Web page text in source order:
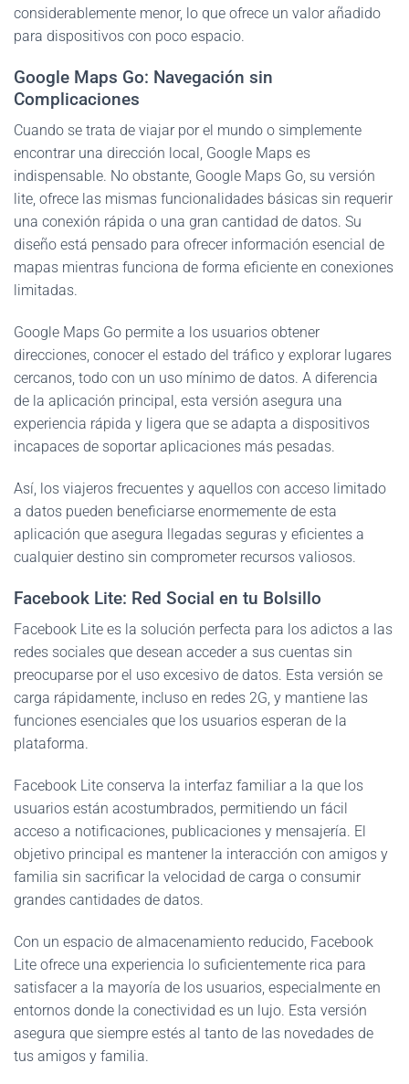
considerablemente menor, lo que ofrece un valor añadido
para dispositivos con poco espacio.
Google Maps Go: Navegación sin
Complicaciones
Cuando se trata de viajar por el mundo o simplemente
encontrar una dirección local, Google Maps es
indispensable. No obstante, Google Maps Go, su versión
lite, ofrece las mismas funcionalidades básicas sin requerir
una conexión rápida o una gran cantidad de datos. Su
diseño está pensado para ofrecer información esencial de
mapas mientras funciona de forma eficiente en conexiones
limitadas.
Google Maps Go permite a los usuarios obtener
direcciones, conocer el estado del tráfico y explorar lugares
cercanos, todo con un uso mínimo de datos. A diferencia
de la aplicación principal, esta versión asegura una
experiencia rápida y ligera que se adapta a dispositivos
incapaces de soportar aplicaciones más pesadas.
Así, los viajeros frecuentes y aquellos con acceso limitado
a datos pueden beneficiarse enormemente de esta
aplicación que asegura llegadas seguras y eficientes a
cualquier destino sin comprometer recursos valiosos.
Facebook Lite: Red Social en tu Bolsillo
Facebook Lite es la solución perfecta para los adictos a las
redes sociales que desean acceder a sus cuentas sin
preocuparse por el uso excesivo de datos. Esta versión se
carga rápidamente, incluso en redes 2G, y mantiene las
funciones esenciales que los usuarios esperan de la
plataforma.
Facebook Lite conserva la interfaz familiar a la que los
usuarios están acostumbrados, permitiendo un fácil
acceso a notificaciones, publicaciones y mensajería. El
objetivo principal es mantener la interacción con amigos y
familia sin sacrificar la velocidad de carga o consumir
grandes cantidades de datos.
Con un espacio de almacenamiento reducido, Facebook
Lite ofrece una experiencia lo suficientemente rica para
satisfacer a la mayoría de los usuarios, especialmente en
entornos donde la conectividad es un lujo. Esta versión
asegura que siempre estés al tanto de las novedades de
tus amigos y familia.